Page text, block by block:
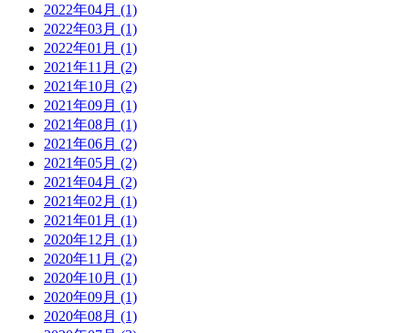
2022年04月 (1)
2022年03月 (1)
2022年01月 (1)
2021年11月 (2)
2021年10月 (2)
2021年09月 (1)
2021年08月 (1)
2021年06月 (2)
2021年05月 (2)
2021年04月 (2)
2021年02月 (1)
2021年01月 (1)
2020年12月 (1)
2020年11月 (2)
2020年10月 (1)
2020年09月 (1)
2020年08月 (1)